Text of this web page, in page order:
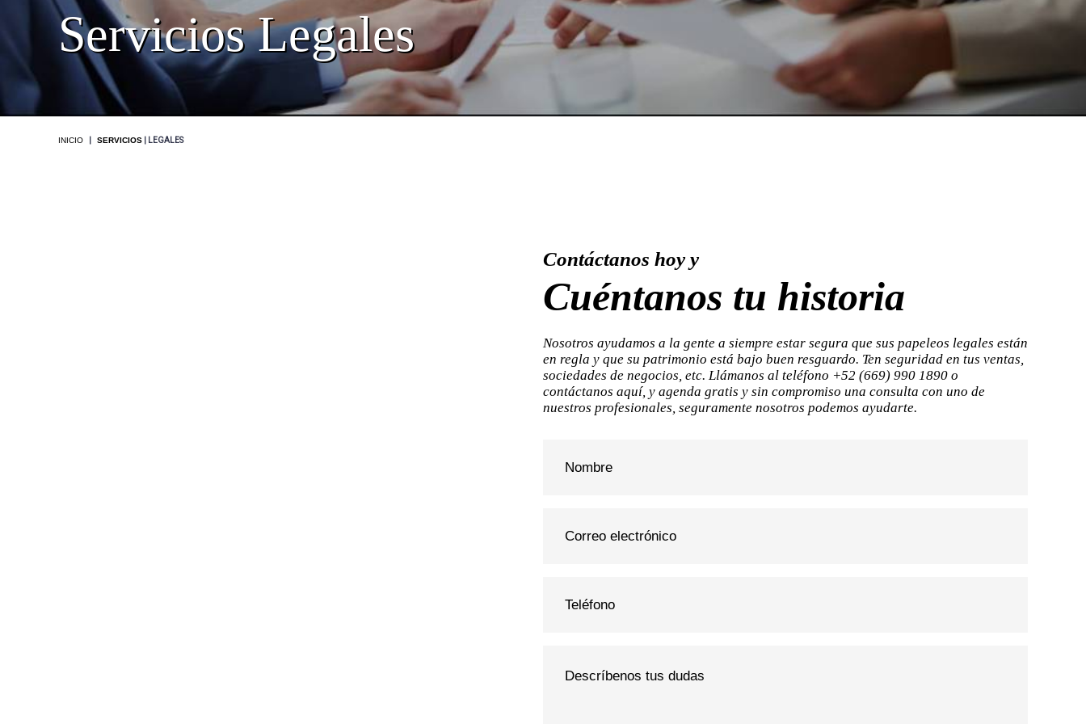
Servicios Legales
INICIO SERVICIOS | LEGALES
Contáctanos hoy y
Cuéntanos tu historia
Nosotros ayudamos a la gente a siempre estar segura que sus papeleos legales están
en regla y que su patrimonio está bajo buen resguardo. Ten seguridad en tus ventas,
sociedades de negocios, etc. Llámanos al teléfono +52 (669) 990 1890 o
contáctanos aquí, y agenda gratis y sin compromiso una consulta con uno de
nuestros profesionales, seguramente nosotros podemos ayudarte.